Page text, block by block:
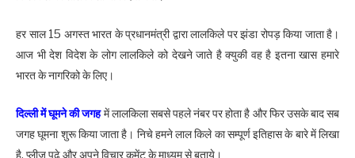
हर साल 15 अगस्त भारत के प्रधानमंत्री द्वारा लालकिले पर झंडा रोपड़ किया जाता है।
आज भी देश विदेश के लोग लालकिले को देखने जाते है क्युकी वह है इतना खास हमारे
भारत के नागरिको के लिए।
दिल्ली में घूमने की जगहमें लालकिला सबसे पहले नंबर पर होता है और फिर उसके बाद सब
जगह घूमना शुरू किया जाता है। निचे हमने लाल किले का सम्पूर्ण इतिहास के बारे में लिखा
है, प्लीज पढे और अपने विचार कमेंट के माध्यम से बताये।